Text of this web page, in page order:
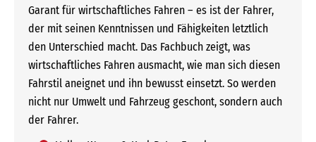
Garant für wirtschaftliches Fahren – es ist der Fahrer,
der mit seinen Kenntnissen und Fähigkeiten letztlich
den Unterschied macht. Das Fachbuch zeigt, was
wirtschaftliches Fahren ausmacht, wie man sich diesen
Fahrstil aneignet und ihn bewusst einsetzt. So werden
nicht nur Umwelt und Fahrzeug geschont, sondern auch
der Fahrer.